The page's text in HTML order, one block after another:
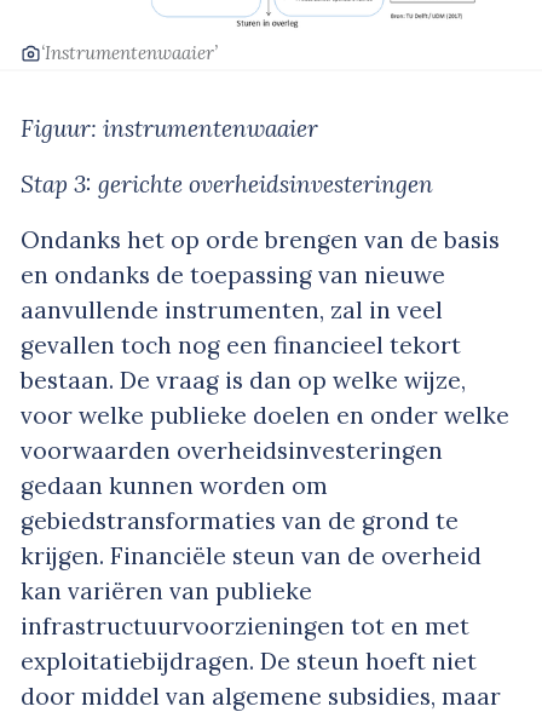
‘Instrumentenwaaier’
Figuur: instrumentenwaaier
Stap 3: gerichte overheidsinvesteringen
Ondanks het op orde brengen van de basis
en ondanks de toepassing van nieuwe
aanvullende instrumenten, zal in veel
gevallen toch nog een financieel tekort
bestaan. De vraag is dan op welke wijze,
voor welke publieke doelen en onder welke
voorwaarden overheidsinvesteringen
gedaan kunnen worden om
gebiedstransformaties van de grond te
krijgen. Financiële steun van de overheid
kan variëren van publieke
infrastructuurvoorzieningen tot en met
exploitatiebijdragen. De steun hoeft niet
door middel van algemene subsidies, maar